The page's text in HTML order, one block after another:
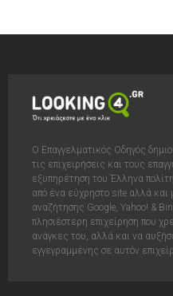
Ο Επαγγελματικός Οδηγός
τις επιχειρήσεις και τους
εξυπηρέτηση του Έλληνα
από ένα εύχρηστο site αλλά
αναζήτησης Google, Yahoo! &
πλησιέστερη επιχείρηση που
ανάγκες του, αλλά και να
εγγεγραμμένης σε αυτόν